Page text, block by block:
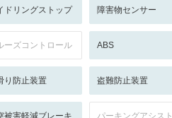
ドリングストップ 障害物センサー
ーズコントロール ABS
り防止装置 盗難防止装置
被害軽減ブレーキ パーキングアシスト